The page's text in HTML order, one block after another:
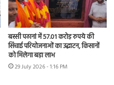
बस्सी पठानां में 57.01 करोड़ रुपये की
सिंचाई परियोजनाओं का उद्घाटन, किसानों
को मिलेगा बड़ा लाभ
29 July 2026 - 1:16 PM